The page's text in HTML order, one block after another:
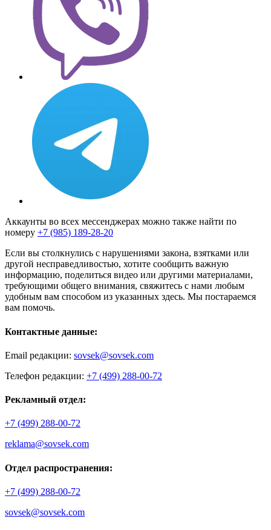
Аккаунты во всех мессенджерах можно также найти по
номеру +7 (985) 189-28-20
Если вы столкнулись с нарушениями закона, взятками или
другой несправедливостью, хотите сообщить важную
информацию, поделиться видео или другими материалами,
требующими общего внимания, свяжитесь с нами любым
удобным вам способом из указанных здесь. Мы постараемся
вам помочь.
Контактные данные:
Email редакции: sovsek@sovsek.com
Телефон редакции: +7 (499) 288-00-72
Рекламный отдел:
+7 (499) 288-00-72
reklama@sovsek.com
Отдел распространения:
+7 (499) 288-00-72
sovsek@sovsek.com